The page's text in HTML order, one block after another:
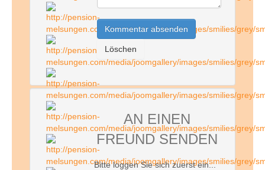
AN EINEN
FREUND SENDEN
Bitte loggen Sie sich zuerst ein...